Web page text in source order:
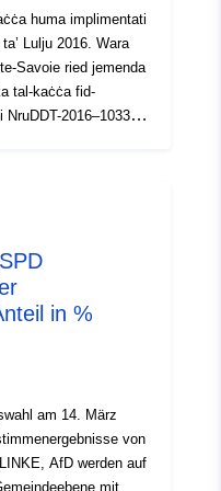
huma implimentati
2016. Wara
Savoie ried jemenda
tal-kaċċa fid-
2016–1033
11:30 am il-Ħadd).
in %
am 14. März
AfD werden auf